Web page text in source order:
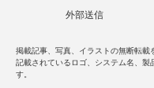
外部送信
掲載記事、写真、イラストの無断転載
記載されているロゴ、システム名、
す。